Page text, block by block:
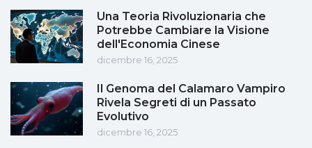
Una Teoria Rivoluzionaria che
Potrebbe Cambiare la Visione
dell'Economia Cinese
dicembre 16, 2025
Il Genoma del Calamaro Vampiro
Rivela Segreti di un Passato
Evolutivo
dicembre 16, 2025